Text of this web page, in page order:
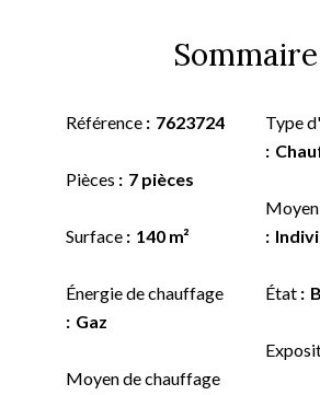
Sommaire
Référence 7623724
Pièces 7 pièces
Surface 140 m²
Énergie de chauffage
Gaz
Moyen de chauffage
Type
État